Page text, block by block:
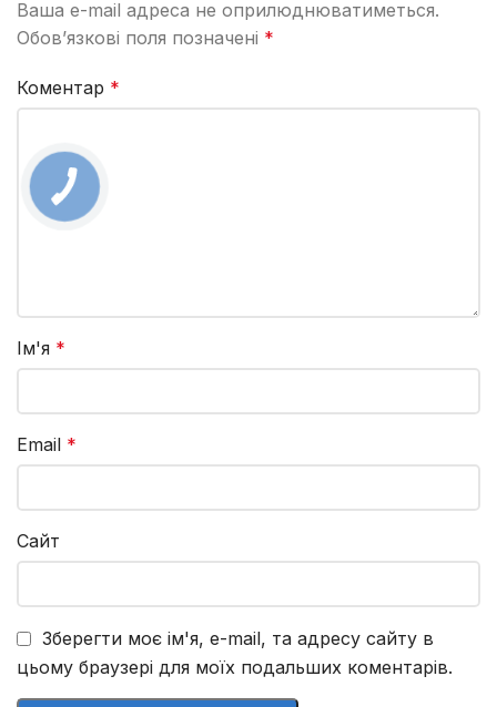
Ваша e-mail адреса не оприлюднюватиметься.
Обов’язкові поля позначені *
Коментар *
Ім'я *
Email *
Сайт
Зберегти моє ім'я, e-mail, та адресу сайту в
цьому браузері для моїх подальших коментарів.